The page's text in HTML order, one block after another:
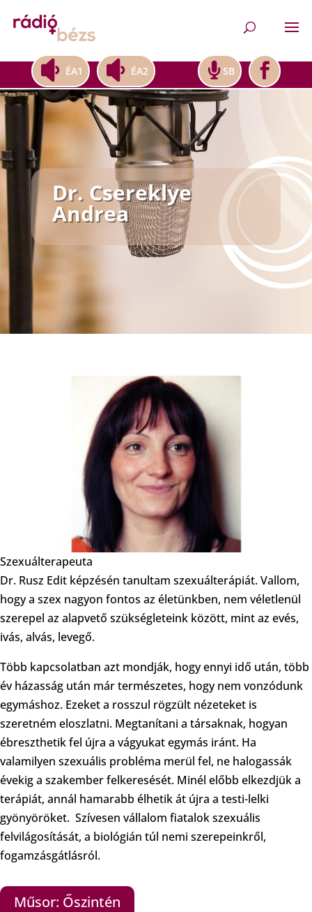
ÉA1 ÉA2 SB
Dr. Csereklye
Andrea
Szexuálterapeuta
Dr. Rusz Edit képzésén tanultam szexuálterápiát. Vallom,
hogy a szex nagyon fontos az életünkben, nem véletlenül
szerepel az alapvető szükségleteink között, mint az evés,
ivás, alvás, levegő.
Több kapcsolatban azt mondják, hogy ennyi idő után, több
év házasság után már természetes, hogy nem vonzódunk
egymáshoz. Ezeket a rosszul rögzült nézeteket is
szeretném eloszlatni. Megtanítani a társaknak, hogyan
ébreszthetik fel újra a vágyukat egymás iránt. Ha
valamilyen szexuális probléma merül fel, ne halogassák
évekig a szakember felkeresését. Minél előbb elkezdjük a
terápiát, annál hamarabb élhetik át újra a testi-lelki
gyönyöröket. Szívesen vállalom fiatalok szexuális
felvilágosítását, a biológián túl nemi szerepeinkről,
fogamzásgátlásról.
Műsor: Őszintén